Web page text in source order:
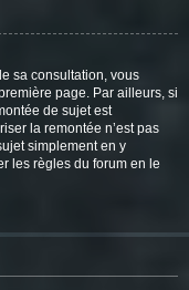
sa consultation, vous
page. Par ailleurs, si
de sujet est
la remontée n’est pas
simplement en y
les règles du forum en le